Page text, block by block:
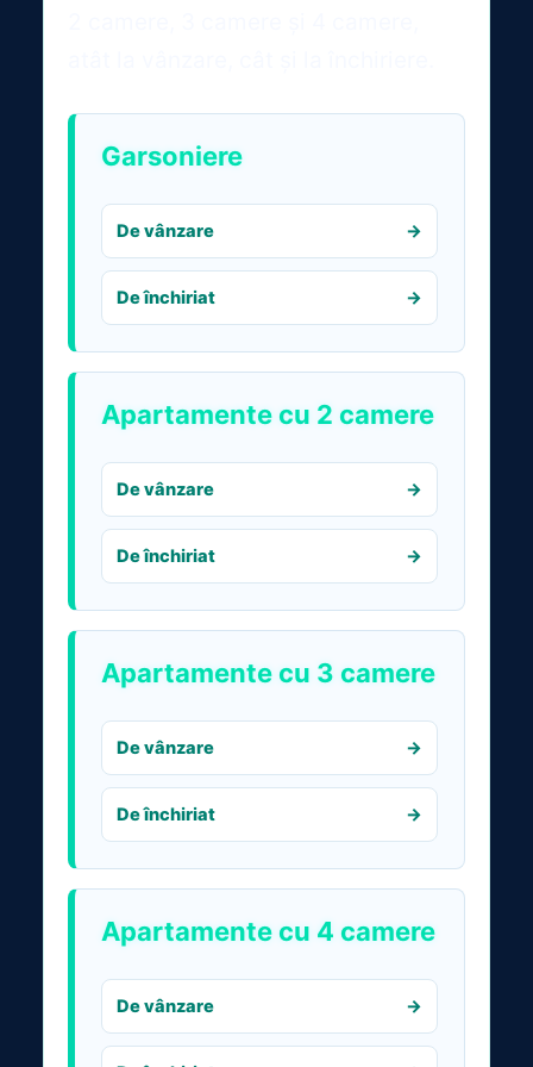
Garsoniere
De vânzare
De închiriat
Apartamente cu 2 camere
De vânzare
De închiriat
Apartamente cu 3 camere
De vânzare
De închiriat
Apartamente cu 4 camere
De vânzare